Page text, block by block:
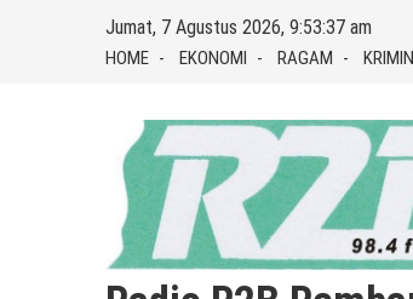
Jumat, 7 Agustus 2026, 9:53:38 am
HOME EKONOMI RAGAM